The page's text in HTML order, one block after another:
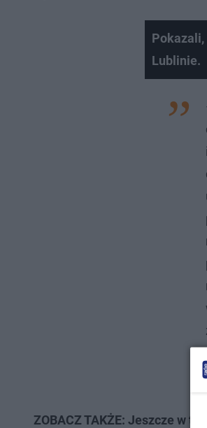
Lublinie.
ZOBACZ TAKŻE: Jeszcze w